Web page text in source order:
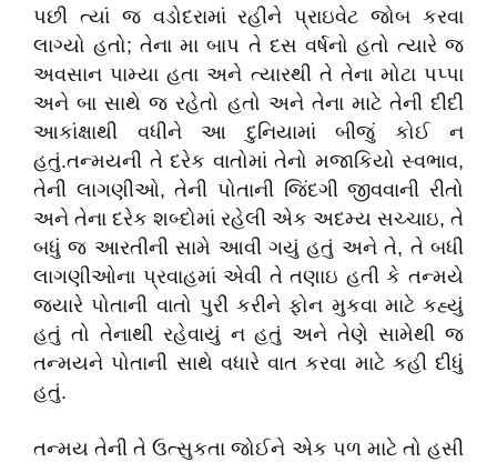
પછી ત્યાં જ વડોદરામાં રહીને પ્રાઇવેટ જોબ કરવા
લાગ્યો હતો; તેના મા બાપ તે દસ વર્ષનો હતો ત્યારે જ
અવસાન પામ્યા હતા અને ત્યારથી તે તેના મોટા પપ્પા
અને બા સાથે જ રહેતો હતો અને તેના માટે તેની દીદી
આકાંક્ષાથી વધીને આ દુનિયામાં બીજું કોઈ ન
હતું.તન્મયની તે દરેક વાતોમાં તેનો મજાકિયો સ્વભાવ,
તેની લાગણીઓ, તેની પોતાની જિંદગી જીવવાની રીતો
અને તેના દરેક શબ્દોમાં રહેલી એક અદમ્ય સચ્ચાઇ, તે
બધું જ આરતીની સામે આવી ગયું હતું અને તે, તે બધી
લાગણીઓના પ્રવાહમાં એવી તે તણાઇ હતી કે તન્મયે
જ્યારે પોતાની વાતો પુરી કરીને ફોન મુકવા માટે કહ્યું
હતું તો તેનાથી રહેવાયું ન હતું અને તેણે સામેથી જ
તન્મયને પોતાની સાથે વધારે વાત કરવા માટે કહી દીધું
હતું.
તન્મય તેની તે ઉત્સુકતા જોઈને એક પળ માટે તો હસી